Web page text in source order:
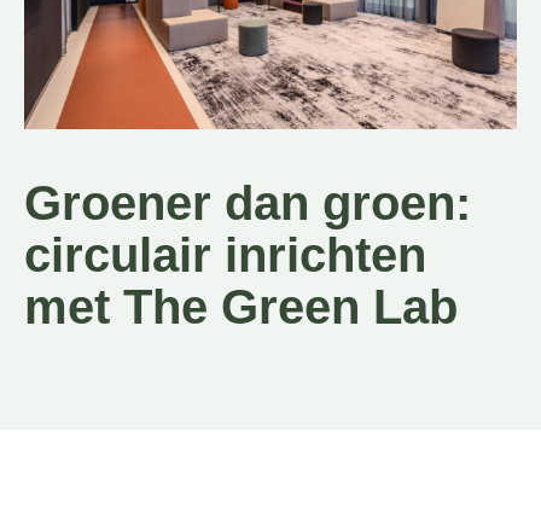
Groener dan groen:
circulair inrichten
met The Green Lab